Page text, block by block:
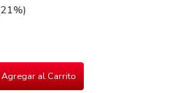
al Carrito